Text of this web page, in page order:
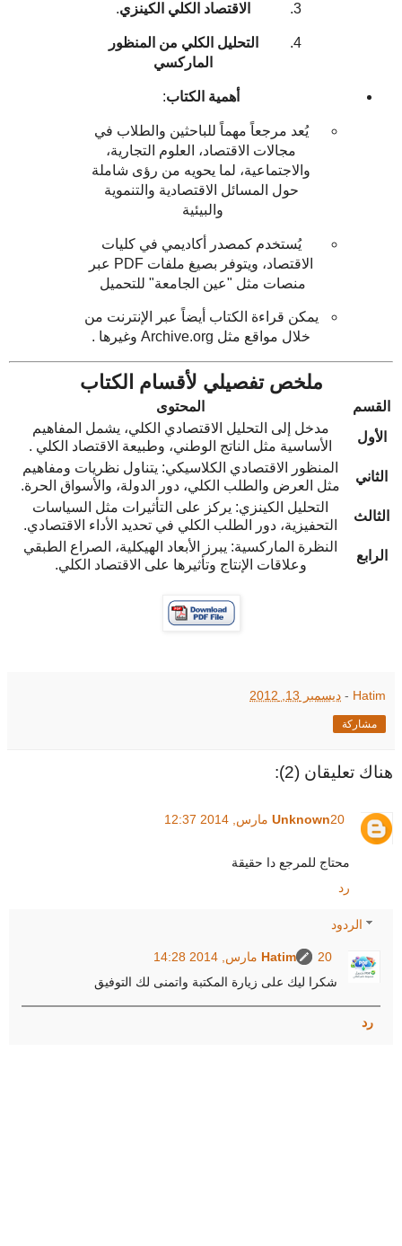
الاقتصاد الكلي الكينزي.
التحليل الكلي من المنظور
الماركسي
أهمية الكتاب:
يُعد مرجعاً مهماً للباحثين والطلاب في
مجالات الاقتصاد، العلوم التجارية،
والاجتماعية، لما يحويه من رؤى شاملة
حول المسائل الاقتصادية والتنموية
والبيئية
يُستخدم كمصدر أكاديمي في كليات
الاقتصاد، ويتوفر بصيغ ملفات PDF عبر
منصات مثل "عين الجامعة" للتحميل
يمكن قراءة الكتاب أيضاً عبر الإنترنت من
خلال مواقع مثل Archive.org وغيرها .
ملخص تفصيلي لأقسام الكتاب
القسم
المحتوى
الأول
مدخل إلى التحليل الاقتصادي الكلي، يشمل المفاهيم
الأساسية مثل الناتج الوطني، وطبيعة الاقتصاد الكلي .
الثاني
المنظور الاقتصادي الكلاسيكي: يتناول نظريات ومفاهيم
مثل العرض والطلب الكلي، دور الدولة، والأسواق الحرة.
الثالث
التحليل الكينزي: يركز على التأثيرات مثل السياسات
التحفيزية، دور الطلب الكلي في تحديد الأداء الاقتصادي.
الرابع
النظرة الماركسية: يبرز الأبعاد الهيكلية، الصراع الطبقي
وعلاقات الإنتاج وتأثيرها على الاقتصاد الكلي.
Hatim
- ديسمبر 13, 2012
مشاركة
هناك تعليقان (2):
Unknown20 مارس, 2014 12:37
محتاج للمرجع دا حقيقة
رد
الردود
Hatim
20 مارس, 2014 14:28
شكرا ليك على زيارة المكتبة واتمنى لك التوفيق
رد